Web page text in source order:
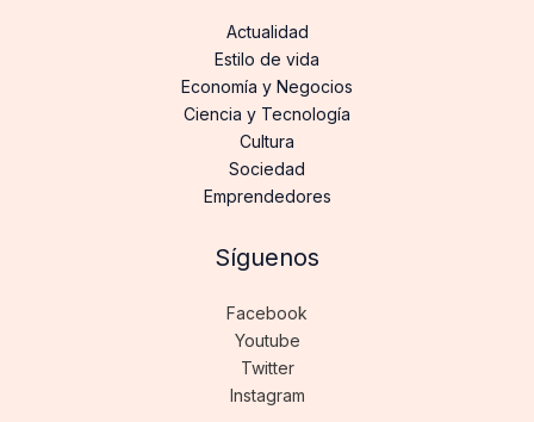
Actualidad
Estilo de vida
Economía y Negocios
Ciencia y Tecnología
Cultura
Sociedad
Emprendedores
Síguenos
Facebook
Youtube
Twitter
Instagram